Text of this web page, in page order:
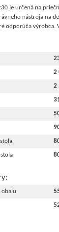
je určená na
nástroja na
odporúča
2
2
obalu